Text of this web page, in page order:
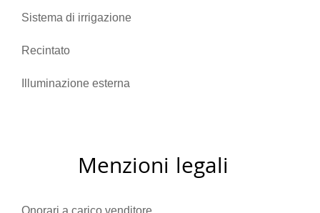
Sistema di irrigazione
Recintato
Illuminazione esterna
Menzioni legali
Onorari a carico venditore